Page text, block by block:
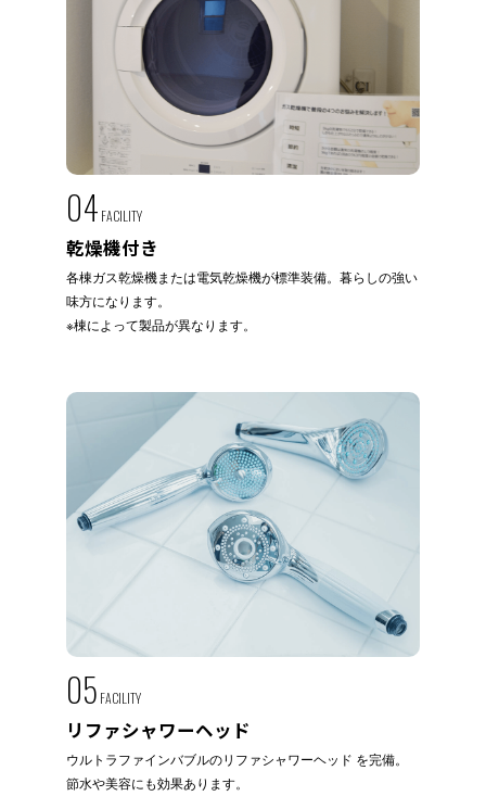
04 FACILITY
乾燥機付き
各棟ガス乾燥機または電気乾燥機が標準装備。暮らしの強い
味方になります。
※棟によって製品が異なります。
05 FACILITY
リファシャワーヘッド
ウルトラファインバブルのリファシャワーヘッド を完備。
節水や美容にも効果あります。